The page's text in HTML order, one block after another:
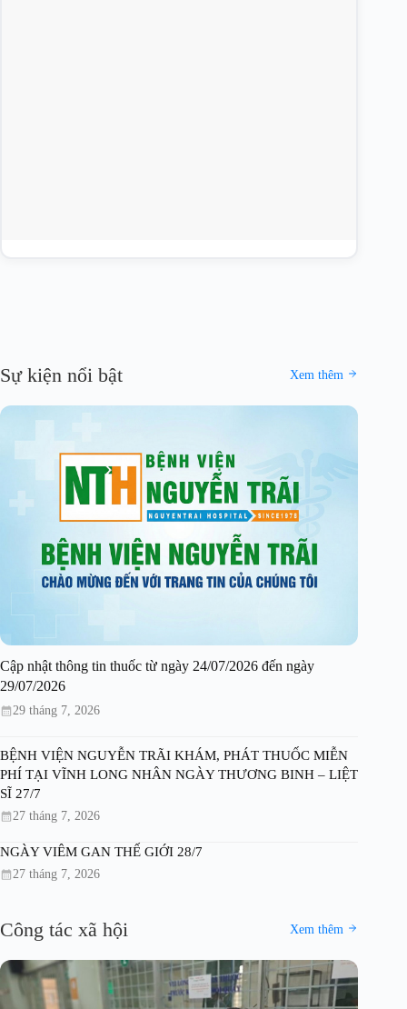
Sự kiện nổi bật Xem thêm
Cập nhật thông tin thuốc từ ngày 24/07/2026 đến ngày
29/07/2026
29 tháng 7, 2026
BỆNH VIỆN NGUYỄN TRÃI KHÁM, PHÁT THUỐC MIỄN
PHÍ TẠI VĨNH LONG NHÂN NGÀY THƯƠNG BINH – LIỆT
SĨ 27/7
27 tháng 7, 2026
NGÀY VIÊM GAN THẾ GIỚI 28/7
27 tháng 7, 2026
Công tác xã hội Xem thêm